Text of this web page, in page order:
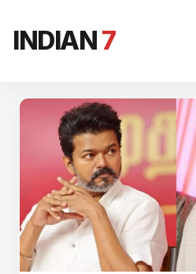
INDIAN7